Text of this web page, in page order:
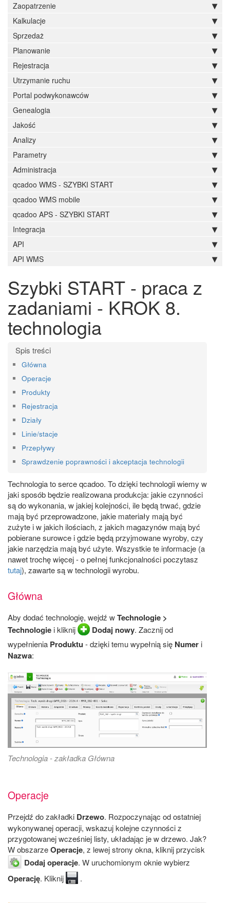
Zaopatrzenie
Kalkulacje
Sprzedaż
Planowanie
Rejestracja
Utrzymanie ruchu
Portal podwykonawców
Genealogia
Jakość
Analizy
Parametry
Administracja
qcadoo WMS - SZYBKI START
qcadoo WMS mobile
qcadoo APS - SZYBKI START
Integracja
API
API WMS
Szybki START - praca z
zadaniami - KROK 8.
technologia
Główna
Operacje
Produkty
Rejestracja
Działy
Linie/stacje
Przepływy
Sprawdzenie poprawności i akceptacja technologii
Technologia to serce qcadoo. To dzięki technologii wiemy w
jaki sposób będzie realizowana produkcja: jakie czynności
są do wykonania, w jakiej kolejności, ile będą trwać, gdzie
mają być przeprowadzone, jakie materiały mają być
zużyte i w jakich ilościach, z jakich magazynów mają być
pobierane surowce i gdzie będą przyjmowane wyroby, czy
jakie narzędzia mają być użyte. Wszystkie te informacje (a
nawet trochę więcej - o pełnej funkcjonalności poczytasz
tutaj), zawarte są w technologii wyrobu.
Główna
Aby dodać technologię, wejdź wTechnologie >
Technologie i kliknij Dodaj nowy. Zacznij od
wypełnienia Produktu - dzięki temu wypełnią się Numer i
Nazwa:
Technologia - zakładka Główna
Operacje
Przejdź do zakładki Drzewo. Rozpoczynając od ostatniej
wykonywanej operacji, wskazuj kolejne czynności z
przygotowanej wcześniej listy, układając je w drzewo. Jak?
W obszarzeOperacje, z lewej strony okna, kliknij przycisk
Dodaj operacje. W uruchomionym oknie wybierz
Operację. Kliknij .